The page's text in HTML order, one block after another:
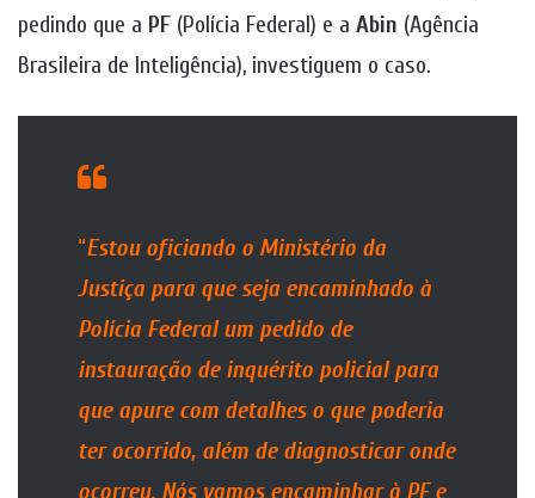
pedindo que a PF (Polícia Federal) e a Abin (Agência
Brasileira de Inteligência), investiguem o caso.
“Estou oficiando o Ministério da
Justiça para que seja encaminhado à
Polícia Federal um pedido de
instauração de inquérito policial para
que apure com detalhes o que poderia
ter ocorrido, além de diagnosticar onde
ocorreu. Nós vamos encaminhar à PF e